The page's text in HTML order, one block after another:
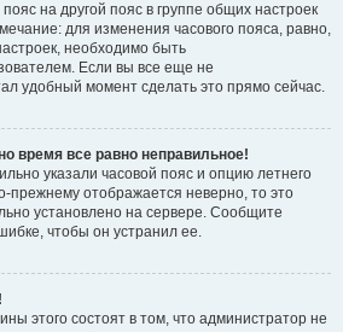
на другой пояс в группе общих настроек
для изменения часового пояса, равно,
необходимо быть
Если вы все еще не
удобный момент сделать это прямо сейчас.
время все равно неправильное!
указали часовой пояс и опцию летнего
прежнему отображается неверно, то это
установлено на сервере. Сообщите
чтобы он устранил ее.
этого состоят в том, что администратор не